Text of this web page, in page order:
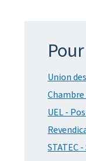
Union
UEL -
STATEC